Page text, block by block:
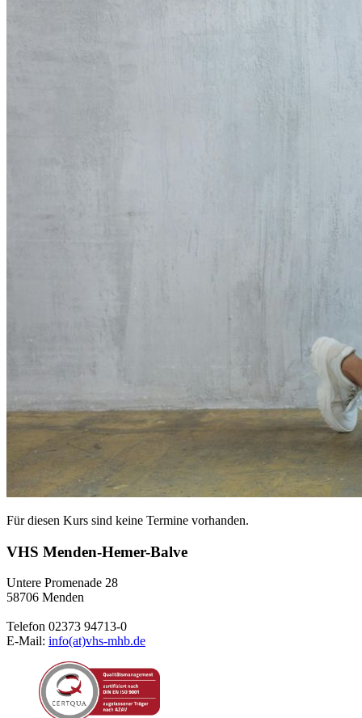
Für diesen Kurs sind keine Termine vorhanden.
VHS Menden-Hemer-Balve
Untere Promenade 28
58706 Menden
Telefon 02373 94713-0
E-Mail: info(at)vhs-mhb.de